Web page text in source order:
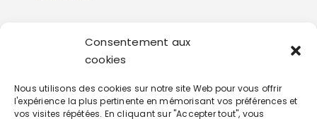
Consentement aux
cookies
Nous utilisons des cookies sur notre site Web pour vous offrir
l'expérience la plus pertinente en mémorisant vos préférences et
vos visites répétées. En cliquant sur "Accepter tout", vous
Mentions Légales
Politique De Protection De Données
Personnelles